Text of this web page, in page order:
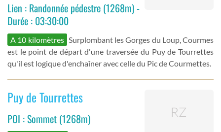
Lien : Randonnée pédestre (1268m) -
Durée : 03:30:00
A 10 kilomètres Surplombant les Gorges du Loup, Courmes
est le point de départ d'une traversée du Puy de Tourrettes
qu'il est logique d'enchaîner avec celle du Pic de Courmettes.
Puy de Tourrettes
POI : Sommet (1268m)